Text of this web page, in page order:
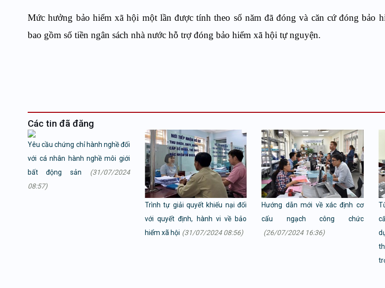
Mức hưởng bảo hiểm xã hội một lần được tính theo số năm đã đóng và căn cứ đóng bảo
bao gồm số tiền ngân sách nhà nước hỗ trợ đóng bảo hiểm xã hội tự nguyện.
Các tin đã đăng
Yêu cầu chứng chỉ hành nghề đối
với cá nhân hành nghề môi giới
bất động sản
(31/07/2024
08:57)
Trình tự giải quyết khiếu nại đối
với quyết định, hành vi về bảo
hiểm xã hội (31/07/2024 08:56)
Hướng dẫn mới về xác định cơ
cấu ngạch công chức
(26/07/2024 16:36)